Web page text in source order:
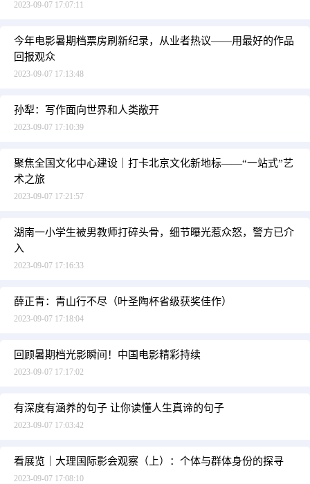
2023-09-07 17:07:11
今年电影暑期档票房刷新纪录，从业者热议——用最好的作品
回报观众
2023-09-07 17:13:48
孙犁：写作面向世界和人类敞开
2023-09-07 17:10:39
聚焦全国文化中心建设｜打卡北京文化新地标——“一站式”艺
术之旅
2023-09-07 17:21:57
湖南一小学生被男教师打碎头骨，细节曝光惹众怒，警方已介
入
2023-09-07 17:16:33
薛正青：青山行不尽（叶圣陶杯省级获奖佳作）
2023-09-07 17:18:04
回顾暑期档光影瞬间！中国电影精彩持续
2023-09-07 17:17:02
有深度有涵养的句子 让你读懂人生真谛的句子
2023-09-07 17:03:42
看展览｜大理国际影会观察（上）：个体与群体身份的探寻
2023-09-07 17:08:10